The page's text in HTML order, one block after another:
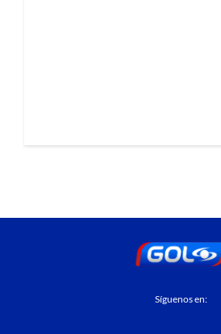
Síguenos en: